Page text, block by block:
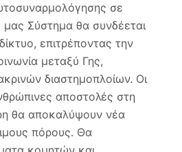
σε
μας Σύστημα θα συνδέεται
επιτρέποντας την
μεταξύ Γης,
διαστημοπλοίων. Οι
αποστολές στη
θα αποκαλύψουν νέα
πόρους. Θα